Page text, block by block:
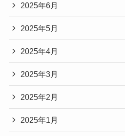
2025年6月
2025年5月
2025年4月
2025年3月
2025年2月
2025年1月